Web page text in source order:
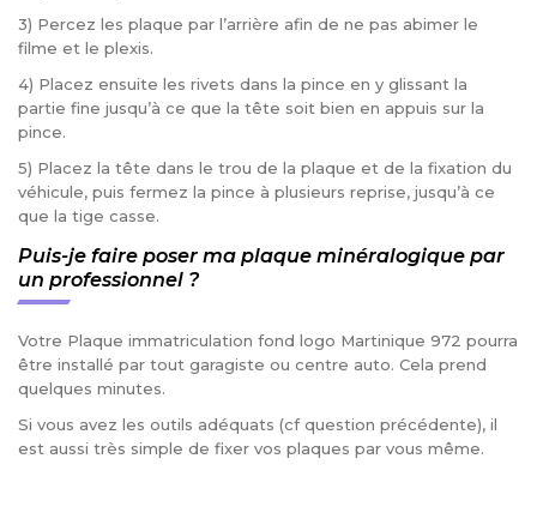
3) Percez les plaque par l’arrière afin de ne pas abimer le
filme et le plexis.
4) Placez ensuite les rivets dans la pince en y glissant la
partie fine jusqu’à ce que la tête soit bien en appuis sur la
pince.
5) Placez la tête dans le trou de la plaque et de la fixation du
véhicule, puis fermez la pince à plusieurs reprise, jusqu’à ce
que la tige casse.
Puis-je faire poser ma plaque minéralogique par
un professionnel ?
Votre Plaque immatriculation fond logo Martinique 972 pourra
être installé par tout garagiste ou centre auto. Cela prend
quelques minutes.
Si vous avez les outils adéquats (cf question précédente), il
est aussi très simple de fixer vos plaques par vous même.